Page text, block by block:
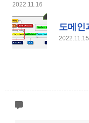
2022.11.16
2022.11.15